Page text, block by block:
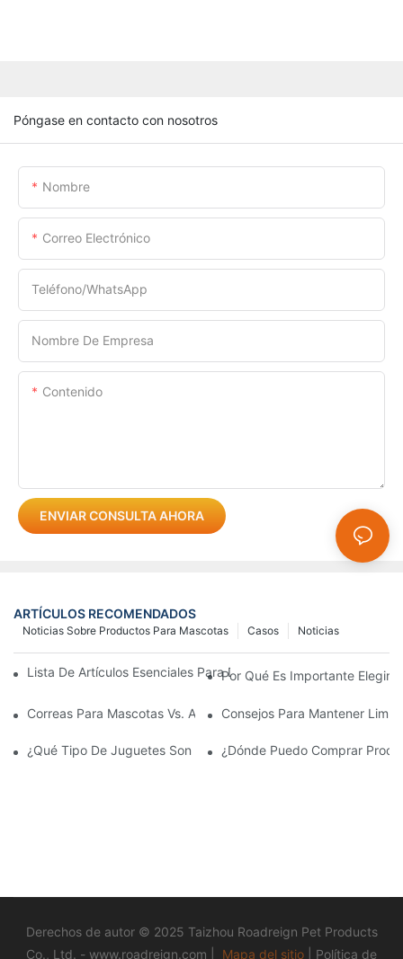
Póngase en contacto con nosotros
Nombre
Correo Electrónico
Teléfono/WhatsApp
Nombre De Empresa
Contenido
ENVIAR CONSULTA AHORA
ARTÍCULOS RECOMENDADOS
Noticias
Casos
Noticias Sobre Productos Para Mascotas
Lista De Artículos Esenciales Para Dueños Primerizos De Gatos
Por Qué Es Importante Elegir
Correas Para Mascotas Vs. Arneses Para Mascotas: ¿cuál Es
Consejos Para Mantener
¿Qué Tipo De Juguetes Son Buenos Para Las Mascotas?
¿Dónde Puedo Comprar
Derechos de autor © 2025 Taizhou Roadreign Pet Products
Co., Ltd. - www.roadreign.com Mapa del sitio Política de